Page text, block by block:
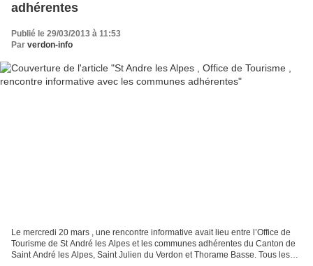
adhérentes
Publié le 29/03/2013 à 11:53
Par verdon-info
Le mercredi 20 mars , une rencontre informative avait lieu entre l’Office de
Tourisme de St André les Alpes et les communes adhérentes du Canton de
Saint André les Alpes, Saint Julien du Verdon et Thorame Basse. Tous les